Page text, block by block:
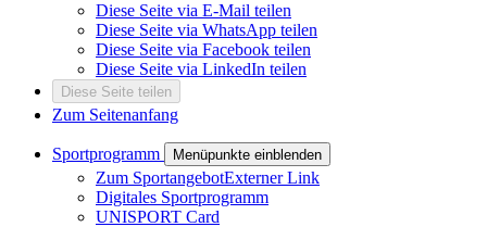
Diese Seite via E-Mail teilen
Diese Seite via WhatsApp teilen
Diese Seite via Facebook teilen
Diese Seite via LinkedIn teilen
Diese Seite teilen
Zum Seitenanfang
Sportprogramm Menüpunkte einblenden
Zum SportangebotExterner Link
Digitales Sportprogramm
UNISPORT Card